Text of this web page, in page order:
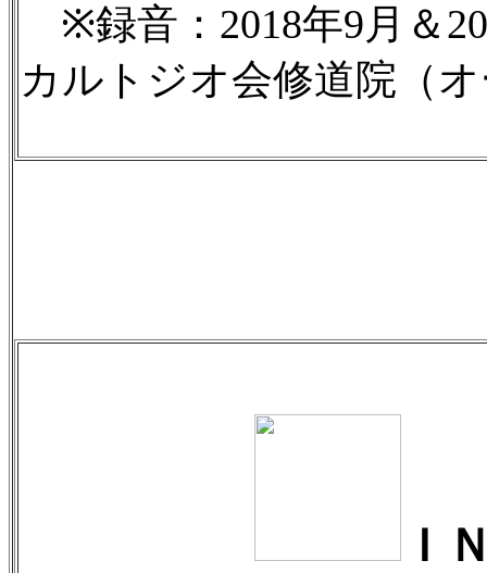
※録音：2018年9月＆
カルトジオ会修道院（
Ｉ